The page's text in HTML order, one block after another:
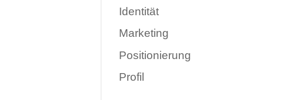
Identität
Marketing
Positionierung
Profil